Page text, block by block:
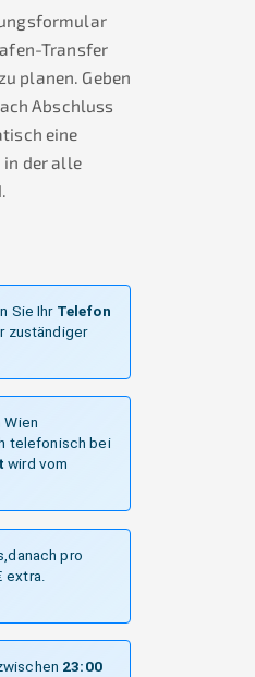
Transfer
zu planen. Geben
Abschluss
eine
in der alle
Sie Ihr Telefon
zuständiger
Wien
telefonisch bei
wird vom
pro
extra.
23:00